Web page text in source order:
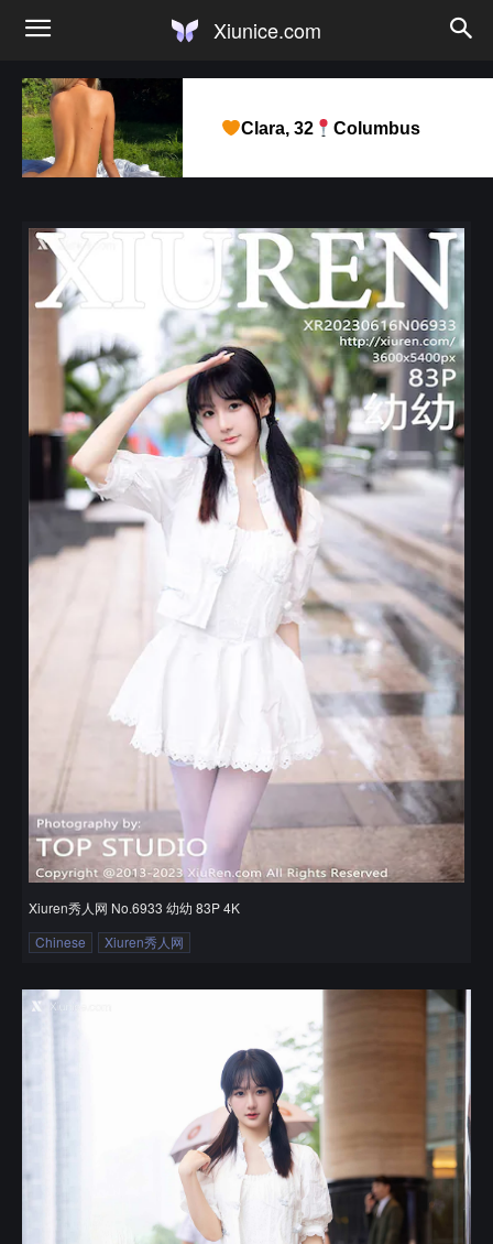
Xiunice.com
Clara, 32 Columbus
Xiuren秀人网 No.6933 幼幼 83P 4K
Chinese
Xiuren秀人网